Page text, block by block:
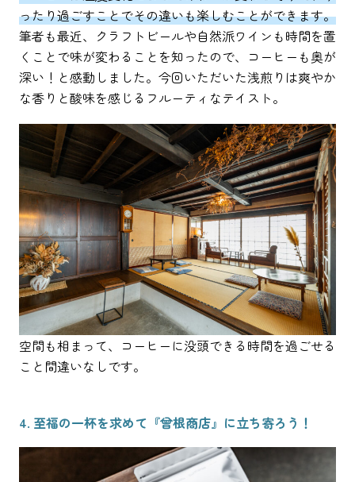
ったり過ごすことでその違いも楽しむことができます。
筆者も最近、クラフトビールや自然派ワインも時間を置
くことで味が変わることを知ったので、コーヒーも奥が
深い！と感動しました。今回いただいた浅煎りは爽やか
な香りと酸味を感じるフルーティなテイスト。
空間も相まって、コーヒーに没頭できる時間を過ごせる
こと間違いなしです。
4. 至福の一杯を求めて『曾根商店』に立ち寄ろう！